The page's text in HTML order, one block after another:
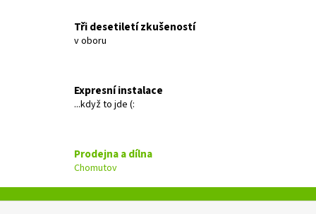
l
á
í
v
ý
Tři desetiletí zkušeností
v oboru
Expresní instalace
...když to jde (:
Prodejna a dílna
Chomutov